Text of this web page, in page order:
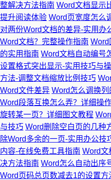
整解决方法指南 Word文档显示
提升阅读体验 Word页宽度怎么
对两份Word文档的差异-实用办
Word文档？完整操作指南 Word
的实用指南 Word文档自动编号
设置格式突出显示-实用技巧与
方法-调整文档缩放比例技巧
Word文件差异 Word怎么调换
Word段落互换怎么弄？详细操
旋转某一页？详细图文教程
与技巧 Word删除空白页的几种
除Word多余的一页-实用办公技
内容-在线免费工具指南 Word文
决方法指南 Word怎么自动出序
Word页码总页数减去1的设置